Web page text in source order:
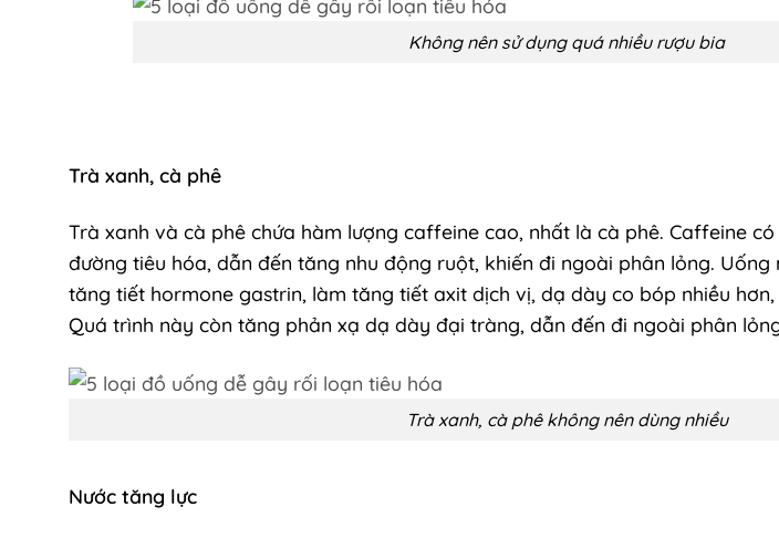
Không nên sử dụng quá nhiều rượu bia
Trà xanh, cà phê
Trà xanh và cà phê chứa hàm lượng caffeine cao, nhất là cà phê. Caffeine
đường tiêu hóa, dẫn đến tăng nhu động ruột, khiến đi ngoài phân lỏng.
tăng tiết hormone gastrin, làm tăng tiết axit dịch vị, dạ dày co bóp nhiều
Quá trình này còn tăng phản xạ dạ dày đại tràng, dẫn đến đi ngoài phân
Trà xanh, cà phê không nên dùng nhiều
Nước tăng lực